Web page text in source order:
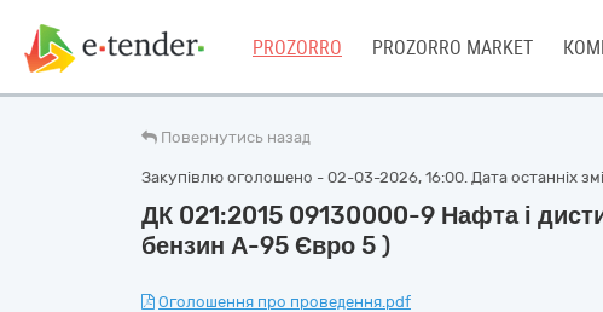
PROZORRO PROZORRO MARKET
Повернутись назад
Закупівлю оголошено - 02-03-2026, 16:00. Дата останніх
ДК 021:2015 09130000-9 Нафта і
бензин А-95 Євро 5 )
Оголошення про проведення.pdf